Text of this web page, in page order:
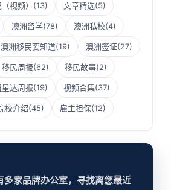
视频） (13) 文章精选(5)
澳洲留学(78) 澳洲私校(4)
澳洲移民要知道(19) 澳洲签证(27)
移民周报(62) 移民故事(2)
星达周报(19) 视频合集(37)
校介绍(45) 雇主担保(12)
多家品牌办公室，寻找离您最近